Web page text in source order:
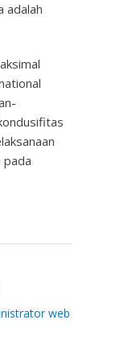
adalah
pada
web